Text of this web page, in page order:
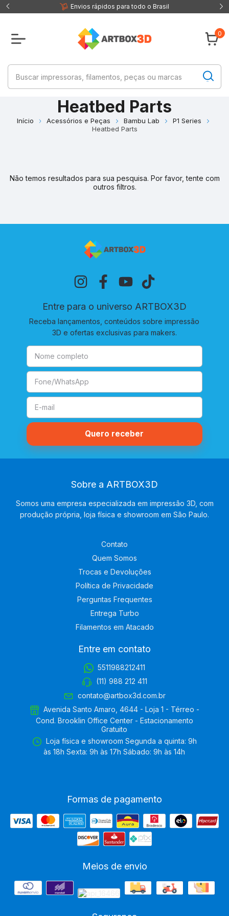
Envios rápidos para todo o Brasil
0
Heatbed Parts
Início Acessórios e Peças Bambu Lab
P1 Series
Heatbed Parts
Não temos resultados para sua pesquisa. Por favor, tente com
outros filtros.
Entre para o universo ARTBOX3D
Receba lançamentos, conteúdos sobre impressão
3D e ofertas exclusivas para makers.
Sobre a ARTBOX3D
Somos uma empresa especializada em impressão 3D, com
produção própria, loja física e showroom em São Paulo.
Contato
Quem Somos
Trocas e Devoluções
Política de Privacidade
Perguntas Frequentes
Entrega Turbo
Filamentos em Atacado
Entre em contato
5511988212411
(11) 988 212 411
contato@artbox3d.com.br
Avenida Santo Amaro, 4644 - Loja 1 - Térreo -
Cond. Brooklin Office Center - Estacionamento
Gratuito
Loja física e showroom Segunda a quinta: 9h
às 18h Sexta: 9h às 17h Sábado: 9h às 14h
Formas de pagamento
Meios de envio